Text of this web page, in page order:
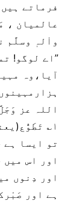
فرماتے
عالمیان ،
واٰلہٖ وسلَّم
”اے لوگو!
آیا،وہ
اللہ عز
۱؎
تو ایسا ہے
اور اس
اور دِنوں
ہے اور